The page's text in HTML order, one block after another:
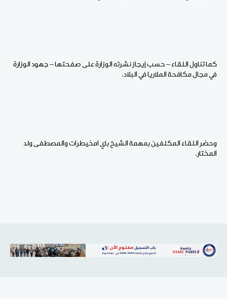
كما تناول اللقاء – حسب إيجاز نشرته الوزارة على صفحتها – جهود الوزارة
في مجال مكافحة الملاريا في البلاد.
وحضر اللقاء المكلفين بمهمة الشيخ باي امخيطرات والمصطفى ولد
المختار.